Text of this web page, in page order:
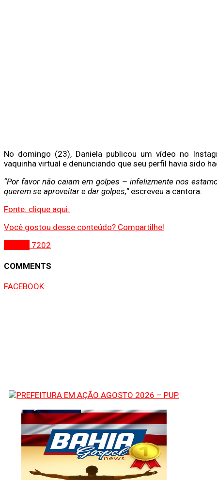
No domingo (23), Daniela publicou um vídeo no
vaquinha virtual e denunciando que seu perfil havia sido
“Por favor não caiam em golpes – infelizmente nos
querem se aproveitar e dar golpes,”escreveu a cantora.
Fonte: clique aqui.
Você gostou desse conteúdo? Compartilhe!
7202
COMMENTS
FACEBOOK: